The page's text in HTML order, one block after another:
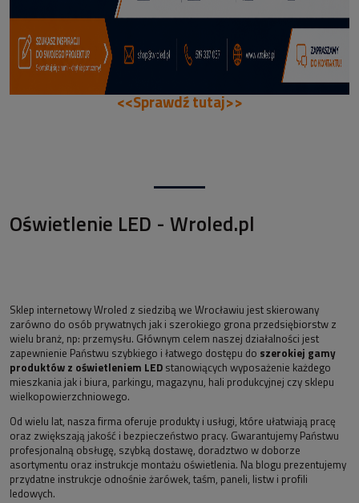
<<Sprawdź tutaj>>
Oświetlenie LED - Wroled.pl
Sklep internetowy Wroled z siedzibą we Wrocławiu jest skierowany
zarówno do osób prywatnych jak i szerokiego grona przedsiębiorstw z
wielu branż, np: przemysłu. Głównym celem naszej działalności jest
zapewnienie Państwu szybkiego i łatwego dostępu do szerokiej gamy
produktów z oświetleniem LED stanowiących wyposażenie każdego
mieszkania jak i biura, parkingu, magazynu, hali produkcyjnej czy sklepu
wielkopowierzchniowego.
Od wielu lat, nasza firma oferuje produkty i usługi, które ułatwiają pracę
oraz zwiększają jakość i bezpieczeństwo pracy. Gwarantujemy Państwu
profesjonalną obsługę, szybką dostawę, doradztwo w doborze
asortymentu oraz instrukcje montażu oświetlenia. Na blogu prezentujemy
przydatne instrukcje odnośnie żarówek, taśm, paneli, listw i profili
ledowych.